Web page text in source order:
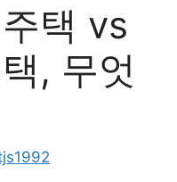
택 vs
, 무엇